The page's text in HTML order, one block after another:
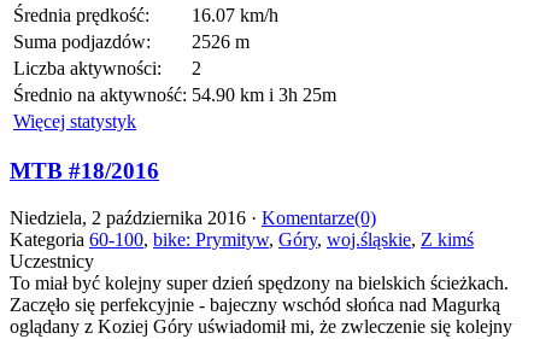
Średnia prędkość:
16.07 km/h
Suma podjazdów:
2526 m
Liczba aktywności:
2
Średnio na aktywność: 54.90 km i 3h 25m
Więcej statystyk
MTB #18/2016
Niedziela, 2 października 2016 · Komentarze(0)
Kategoria 60-100, bike: Prymityw, Góry, woj.śląskie, Z kimś
Uczestnicy
To miał być kolejny super dzień spędzony na bielskich ścieżkach.
Zaczęło się perfekcyjnie - bajeczny wschód słońca nad Magurką
oglądany z Koziej Góry uświadomił mi, że zwleczenie się kolejny